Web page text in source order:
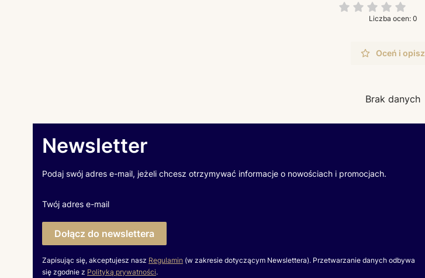
Liczba ocen: 0
Oceń i opisz
Brak danych
Newsletter
Podaj swój adres e-mail, jeżeli chcesz otrzymywać informacje o nowościach i promocjach.
Twój adres e-mail
Dołącz do newslettera
Zapisując się, akceptujesz nasz Regulamin (w zakresie dotyczącym Newslettera). Przetwarzanie danych odbywa
się zgodnie z Polityką prywatności.